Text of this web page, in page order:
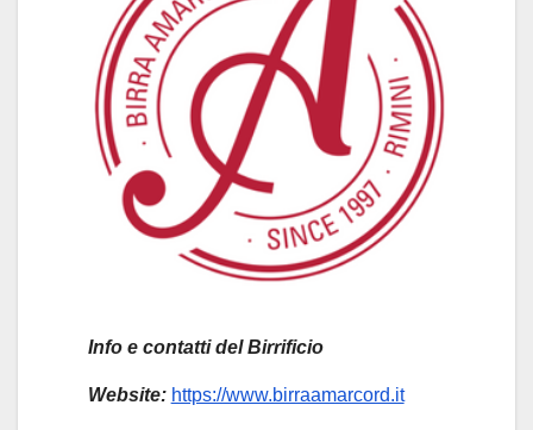
Info e contatti del Birrificio
Website: https://www.birraamarcord.it